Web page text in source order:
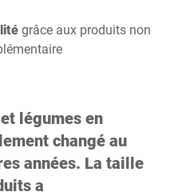
grâce aux produits non
légumes en
changé au
années. La taille
a